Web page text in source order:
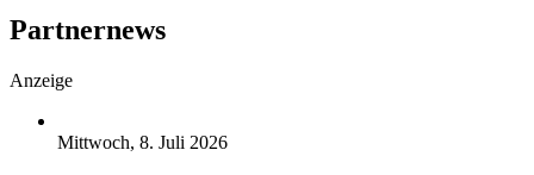
Partnernews
Anzeige
Mittwoch, 8. Juli 2026